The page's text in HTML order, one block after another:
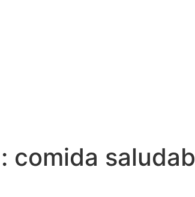
comida